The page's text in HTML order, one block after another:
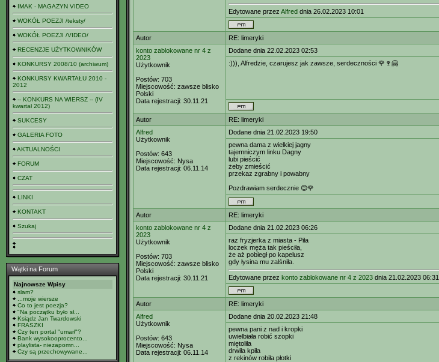
IMAK - MAGAZYN VIDEO
WOKÓŁ POEZJI /teksty/
WOKÓŁ POEZJI /VIDEO/
RECENZJE UŻYTKOWNIKÓW
KONKURSY 2008/10 (archiwum)
KONKURSY KWARTAŁU 2010 -
2012
-- KONKURS NA WIERSZ -- (IV
kwartał 2012)
SUKCESY
GALERIA FOTO
AKTUALNOŚCI
FORUM
CZAT
LINKI
KONTAKT
Szukaj
Wątki na Forum
Najnowsze Wpisy
slam?
...moje wiersze
Co to jest poezja?
"Na początku było sł...
Ksiądz Jan Twardowski
FRASZKI
Czy ten portal "umarł"?
Bank wysokooprocento...
playlista- niezapomn...
Czy są przechowywane...
Edytowane przez Alfred dnia 26.02.2023 10:01
Autor
RE: limeryki
konto zablokowane nr 4 z
2023
Użytkownik
Postów: 703
Miejscowość: zawsze blisko
Polski
Data rejestracji: 30.11.21
Dodane dnia 22.02.2023 02:53
:))), Alfredzie, czarujesz jak zawsze, serdeczności 🌹🍷🤗
Autor
RE: limeryki
Alfred
Użytkownik
Postów: 643
Miejscowość: Nysa
Data rejestracji: 06.11.14
Dodane dnia 21.02.2023 19:50
pewna dama z wielkiej jagny
tajemniczym linku Dagny
lubi pieścić
żeby zmieścić
przekaz zgrabny i powabny
Pozdrawiam serdecznie 😊🌹
Autor
RE: limeryki
konto zablokowane nr 4 z
2023
Użytkownik
Postów: 703
Miejscowość: zawsze blisko
Polski
Data rejestracji: 30.11.21
Dodane dnia 21.02.2023 06:26
raz fryzjerka z miasta - Piła
loczek męża tak pieściła,
że aż pobiegł po kapelusz
gdy łysina mu zalśniła.
Edytowane przez konto zablokowane nr 4 z 2023 dnia 21.02.2023 06:31
Autor
RE: limeryki
Alfred
Użytkownik
Postów: 643
Miejscowość: Nysa
Data rejestracji: 06.11.14
Dodane dnia 20.02.2023 21:48
pewna pani z nad i kropki
uwielbiała robić szopki
miętoliła
drwiła kpiła
z rekinów robiła płotki